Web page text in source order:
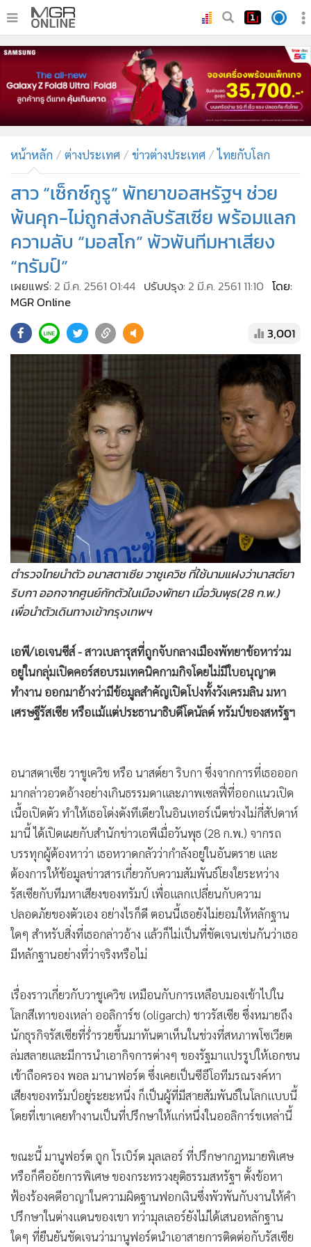
• หน้าหลัก
ทันเหตุการณ์
ภาคใต้
• ภูมิภาค
• บันเทิง
ผู้จัดการรายวัน
• คอลัมนิสต์
• ละคร
• CbizReview
• Cyber BIZ
• ผู้จัดกวน
• Green Innovation & SD
• Management & HR
ต่างประเทศ
Special Scoop
เศรษฐกิจ-ธุรกิจ
• จีน
• ชุมชน-คุณภาพชีวิต
• อาชญากรรม
• Motoring
• วิทยาศาสตร์
• SMEs
• หุ้น
• อินโดจีน
Celeb Online
Factcheck
• ญี่ปุ่น
• News1
• Gotomanager
หน้าหลัก ต่างประเทศ ข่าวต่างประเทศ ไทยกับโลก
สาว “เซ็กซ์กูรู” พัทยาขอสหรัฐฯ ช่วย
พ้นคุก-ไม่ถูกส่งกลับรัสเซีย พร้อมแลก
ความลับ “มอสโก” พัวพันทีมหาเสียง
“ทรัมป์”
เผยแพร่: 2 มี.ค. 2561 01:44 ปรับปรุง: 2 มี.ค. 2561 11:10 โดย:
MGR Online
3,001
ตำรวจไทยนำตัว อนาสตาเซีย วาชูเควิช ที่ใช้นามแฝงว่านาสต์ยา
ริบกา ออกจากศูนย์กักตัวในเมืองพัทยา เมื่อวันพุธ(28 ก.พ.)
เพื่อนำตัวเดินทางเข้ากรุงเทพฯ
เอพี/เอเจนซีส์ - สาวเบลารุสที่ถูกจับกลางเมืองพัทยาข้อหาร่วม
อยู่ในกลุ่มเปิดคอร์สอบรมเทคนิคกามกิจโดยไม่มีใบอนุญาต
ทำงาน ออกมาอ้างว่ามีข้อมูลสำคัญเปิดโปงทั้งวังเครมลิน มหา
เศรษฐีรัสเซีย หรือแม้แต่ประธานาธิบดีโดนัลด์ ทรัมป์ของสหรัฐฯ
อนาสตาเซีย วาชูเควิช หรือ นาสต์ยา ริบกา ซึ่งจากการที่เธอออก
มากล่าวอวดอ้างอย่างเกินธรรมดาและภาพเซลฟี่ที่ออกแนวเปิด
เนื้อเปิดตัว ทำให้เธอโด่งดังทีเดียวในอินเทอร์เน็ตช่วงไม่กี่สัปดาห์
มานี้ ได้เปิดเผยกับสำนักข่าวเอพีเมื่อวันพุธ (28 ก.พ.) จากรถ
บรรทุกผู้ต้องหาว่า เธอหวาดกลัวว่ากำลังอยู่ในอันตราย และ
ต้องการให้ข้อมูลข่าวสารเกี่ยวกับความสัมพันธ์โยงใยระหว่าง
รัสเซียกับทีมหาเสียงของทรัมป์ เพื่อแลกเปลี่ยนกับความ
ปลอดภัยของตัวเอง อย่างไรก็ดี ตอนนี้เธอยังไม่ยอมให้หลักฐาน
ใดๆ สำหรับสิ่งที่เธอกล่าวอ้าง แล้วก็ไม่เป็นที่ชัดเจนเช่นกันว่าเธอ
มีหลักฐานอย่างที่ว่าจริงหรือไม่
เรื่องราวเกี่ยวกับวาชูเควิช เหมือนกับการเหลือบมองเข้าไปใน
โลกสีเทาของเหล่า ออลิการ์ช (oligarch) ชาวรัสเซีย ซึ่งหมายถึง
นักธุรกิจรัสเซียที่ร่ำรวยขึ้นมาทันตาเห็นในช่วงที่สหภาพโซเวียต
ล่มสลายและมีการนำเอากิจการต่างๆ ของรัฐมาแปรรูปให้เอกชน
เข้าถือครอง พอล มานาฟอร์ต ซึ่งเคยเป็นซีอีโอทีมรณรงค์หา
เสียงของทรัมป์อยู่ระยะหนึ่ง ก็เป็นผู้ที่มีสายสัมพันธ์ในโลกแบบนี้
โดยที่เขาเคยทำงานเป็นที่ปรึกษาให้แก่หนึ่งในออลิการ์ชเหล่านี้
ขณะนี้ มานูฟอร์ต ถูก โรเบิร์ต มุลเลอร์ ที่ปรึกษากฎหมายพิเศษ
หรือก็คืออัยการพิเศษ ของกระทรวงยุติธรรมสหรัฐฯ ตั้งข้อหา
ฟ้องร้องคดีอาญาในความผิดฐานฟอกเงินซึ่งพัวพันกับงานให้คำ
ปรึกษาในต่างแดนของเขา ทว่ามุลเลอร์ยังไม่ได้เสนอหลักฐาน
ใดๆ ที่ยืนยันชัดเจนว่ามานูฟอร์ตนำเอาสายการติดต่อกับรัสเซีย